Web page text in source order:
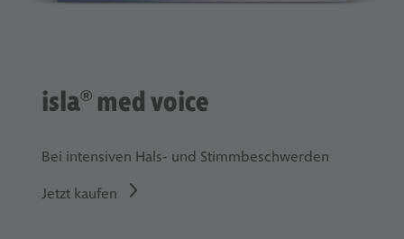
isla® med voice
Bei intensiven Hals- und Stimmbeschwerden
Jetzt kaufen